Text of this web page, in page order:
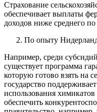
Страхование
обеспечивает выплаты
доходов ниже среднего по
По опыту
Например, среди
существует программа
которую готово взять на
государство
использования
обеспечить